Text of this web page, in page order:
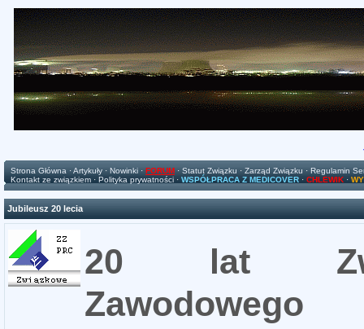
Strona Główna ·Artykuły · Nowinki · FORUM · Statut Związku · Zarząd Związku · Regulamin
Kontakt ze związkiem · Polityka prywatności · WSPÓŁPRACA Z MEDICOVER · CHLEWIK ·
Jubileusz 20 lecia
20 lat
Zawodowego